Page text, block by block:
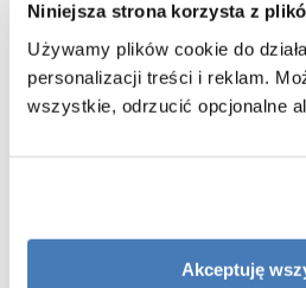
Niniejsza strona korzysta z
Używamy plików cookie do
personalizacji treści i reklam.
wszystkie, odrzucić opcjonalne
Akceptuję
osadami z kamienia
montaż prawo lub lewostronny
wspornik oraz profil przyścienny w
​gwarancja 7 lat